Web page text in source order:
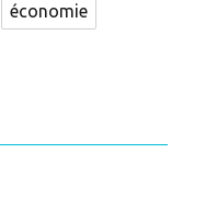
économie